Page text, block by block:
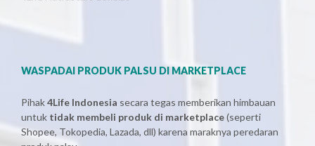
WASPADAI PRODUK PALSU DI MARKETPLACE
Pihak4Life Indonesia secara tegas memberikan himbauan
untuk tidak membeli produk di marketplace(seperti
Shopee, Tokopedia, Lazada, dll) karena maraknya peredaran